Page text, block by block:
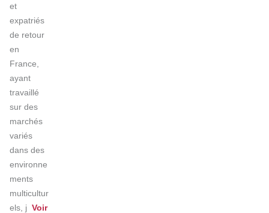
et
expatriés
de retour
en
France,
ayant
travaillé
sur des
marchés
variés
dans des
environne
ments
multicultur
els, j
Voir